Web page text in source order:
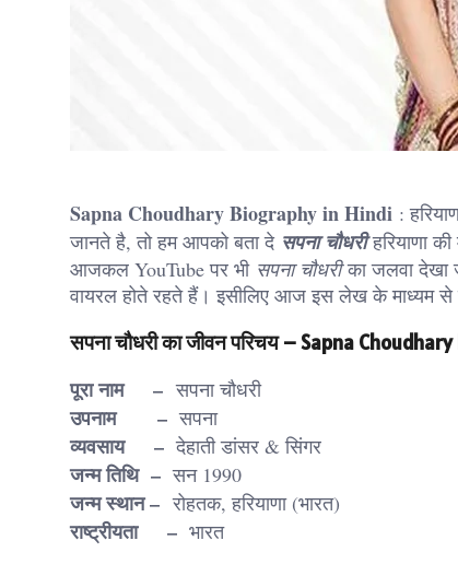
Sapna Choudhary Biography in Hindi :
जानते है, तो हम आपको बता दे सपना चौधरीहरियाणा
आजकल YouTube पर भी सपना चौधरीका जलवा
वायरल होते रहते हैं। इसीलिए आज इस लेख के माध्यम से
सपना चौधरी का जीवन परिचय – Sapna
पूरा नाम – सपना चौधरी
उपनाम – सपना
व्यवसाय – देहाती डांसर & सिंगर
जन्म तिथि – सन 1990
जन्म स्थान –रोहतक, हरियाणा (भारत)
राष्ट्रीयता – भारत